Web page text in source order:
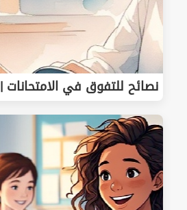
نصائح للتفوق في الامتحانات | Tadris.TN